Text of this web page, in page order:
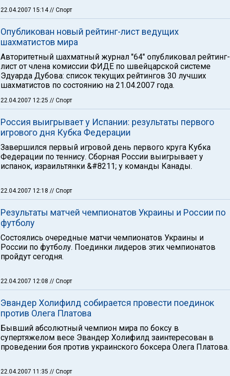
22.04.2007 15:14// Спорт
Опубликован новый рейтинг-лист ведущих
шахматистов мира
Авторитетный шахматный журнал "64" опубликовал рейтинг-
лист от члена комиссии ФИДЕ по швейцарской системе
Эдуарда Дубова: список текущих рейтингов 30 лучших
шахматистов по состоянию на 21.04.2007 года.
22.04.2007 12:25 // Спорт
Россия выигрывает у Испании: результаты первого
игрового дня Кубка Федерации
Завершился первый игровой день первого круга Кубка
Федерации по теннису. Сборная России выигрывает у
испанок, израильтянки &#8211; у команды Канады.
22.04.2007 12:18 // Спорт
Результаты матчей чемпионатов Украины и России по
футболу
Состоялись очередные матчи чемпионатов Украины и
России по футболу. Поединки лидеров этих чемпионатов
пройдут сегодня.
22.04.2007 12:08 // Спорт
Эвандер Холифилд собирается провести поединок
против Олега Платова
Бывший абсолютный чемпион мира по боксу в
супертяжелом весе Эвандер Холифилд заинтересован в
проведении боя против украинского боксера Олега Платова.
22.04.2007 11:35 // Спорт